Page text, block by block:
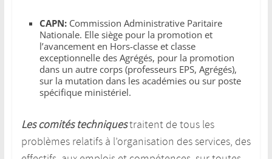
CAPN:Commission Administrative Paritaire
Nationale. Elle siège pour la promotion et
l’avancement en Hors-classe et classe
exceptionnelle des Agrégés, pour la promotion
dans un autre corps (professeurs EPS, Agrégés),
sur la mutation dans les académies ou sur poste
spécifique ministériel.
Les comités techniquestraitent de tous les
problèmes relatifs à l’organisation des services, des